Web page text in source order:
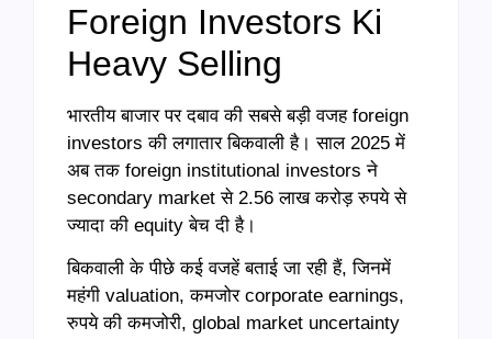
Foreign Investors Ki
Heavy Selling
भारतीय बाजार पर दबाव की सबसे बड़ी वजह foreign
investors की लगातार बिकवाली है। साल 2025 में
अब तक foreign institutional investors ने
secondary market से 2.56 लाख करोड़ रुपये से
ज्यादा की equity बेच दी है।
बिकवाली के पीछे कई वजहें बताई जा रही हैं, जिनमें
महंगी valuation, कमजोर corporate earnings,
रुपये की कमजोरी, global market uncertainty